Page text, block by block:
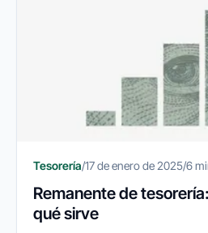
Tesorería/17 de enero de 2025/6
Remanente de
qué sirve